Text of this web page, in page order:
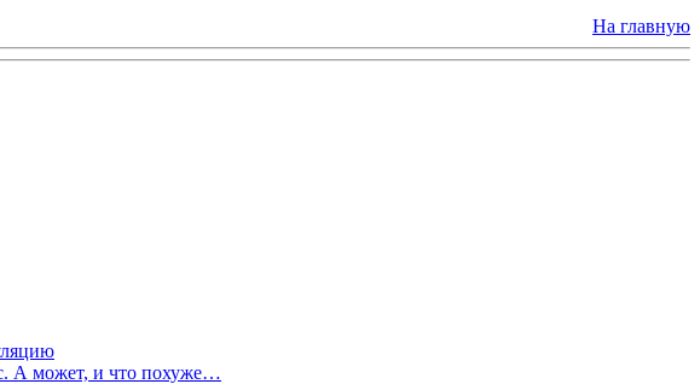
На главную
А может, и что похуже…